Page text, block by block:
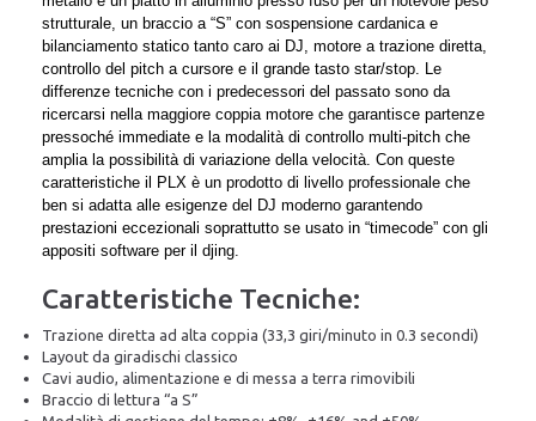
strutturale, un braccio a “S” con sospensione cardanica e
bilanciamento statico tanto caro ai DJ, motore a trazione diretta,
controllo del pitch a cursore e il grande tasto star/stop. Le
differenze tecniche con i predecessori del passato sono da
ricercarsi nella maggiore coppia motore che garantisce partenze
pressoché immediate e la modalità di controllo multi-pitch che
amplia la possibilità di variazione della velocità. Con queste
caratteristiche il PLX è un prodotto di livello professionale che
ben si adatta alle esigenze del DJ moderno garantendo
prestazioni eccezionali soprattutto se usato in “timecode” con gli
appositi software per il djing.
Caratteristiche Tecniche:
Trazione diretta ad alta coppia (33,3 giri/minuto in 0.3 secondi)
Layout da giradischi classico
Cavi audio, alimentazione e di messa a terra rimovibili
Braccio di lettura “a S”